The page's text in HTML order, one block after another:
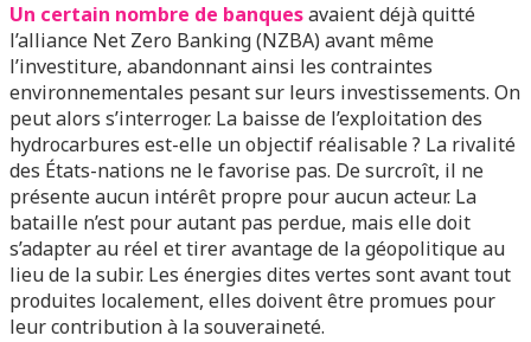
Un certain nombre de banquesavaient déjà quitté
l’alliance Net Zero Banking (NZBA) avant même
l’investiture, abandonnant ainsi les contraintes
environnementales pesant sur leurs investissements. On
peut alors s’interroger. La baisse de l’exploitation des
hydrocarbures est-elle un objectif réalisable ? La rivalité
des États-nations ne le favorise pas. De surcroît, il ne
présente aucun intérêt propre pour aucun acteur. La
bataille n’est pour autant pas perdue, mais elle doit
s’adapter au réel et tirer avantage de la géopolitique au
lieu de la subir. Les énergies dites vertes sont avant tout
produites localement, elles doivent être promues pour
leur contribution à la souveraineté.